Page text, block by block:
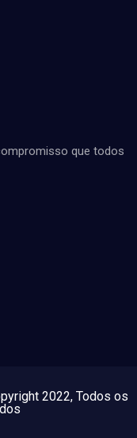
que todos
2022, Todos os